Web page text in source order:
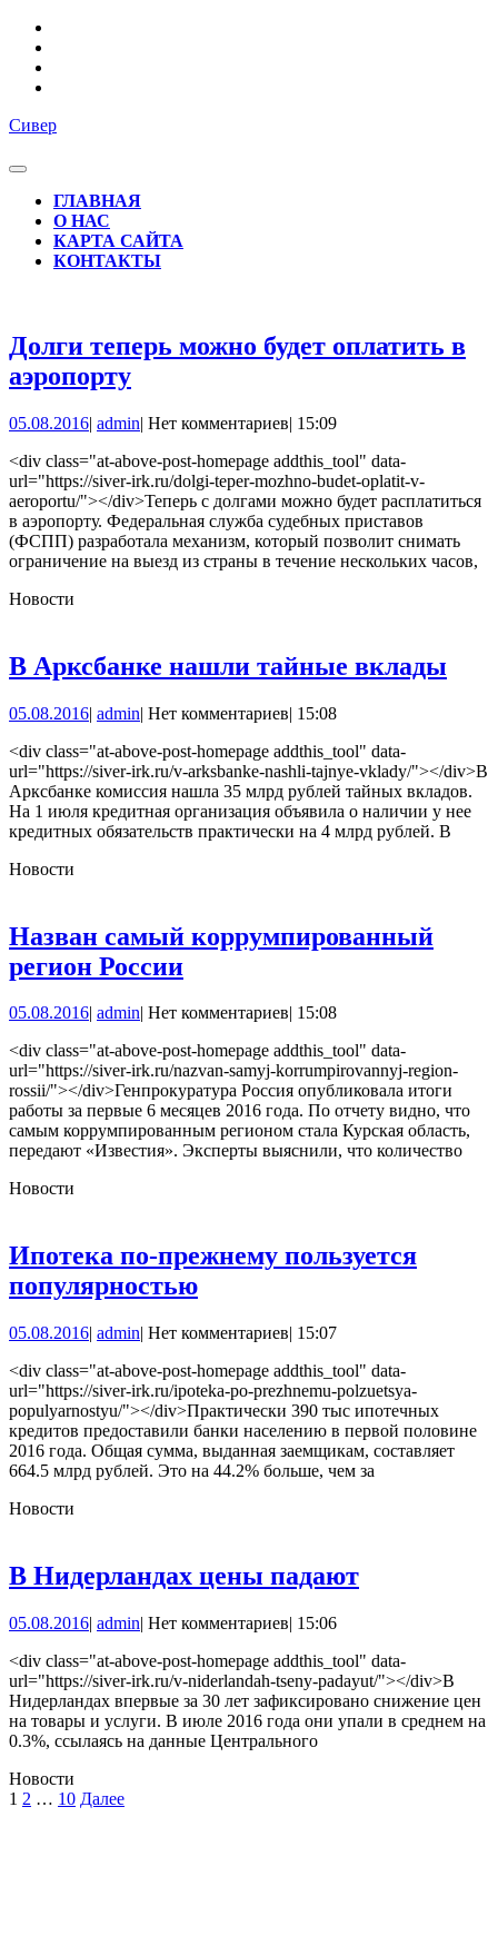
Перейти
содержимому
Сивер
Кнопка
ОткрытьГЛАВНАЯ
О НАС
КАРТА САЙТА
КОНТАКТЫ
Долги теперь можно будет оплатить в
аэропортуДолги
можно
будет
оплатить
в
аэропорту
05.08.201605.08.2016
| adminadmin
| Нет комментариев| 15:09
<div class="at-above-post-homepage addthis_tool" data-
url="https://siver-irk.ru/dolgi-teper-mozhno-budet-oplatit-v-
aeroportu/"></div>Теперь с долгами можно будет расплатиться
в аэропорту. Федеральная служба судебных приставов
(ФСПП) разработала механизм, который позволит снимать
ограничение на выезд из страны в течение нескольких часов,
Новости
В Арксбанке нашли тайные вклады
05.08.201605.08.2016
| adminadmin
| Нет комментариев| 15:08
<div class="at-above-post-homepage addthis_tool" data-
url="https://siver-irk.ru/v-arksbanke-nashli-tajnye-vklady/"></div>В
Арксбанке комиссия нашла 35 млрд рублей тайных вкладов.
На 1 июля кредитная организация объявила о наличии у нее
кредитных обязательств практически на 4 млрд рублей. В
Новости
Назван самый коррумпированный
регион РоссииНазван
коррумпированный
регион
России
05.08.201605.08.2016
| adminadmin
| Нет комментариев| 15:08
<div class="at-above-post-homepage addthis_tool" data-
url="https://siver-irk.ru/nazvan-samyj-korrumpirovannyj-region-
rossii/"></div>Генпрокуратура Россия опубликовала итоги
работы за первые 6 месяцев 2016 года. По отчету видно, что
самым коррумпированным регионом стала Курская область,
передают «Известия». Эксперты выяснили, что количество
Новости
Ипотека по-прежнему пользуется
популярностьюИпотека
прежнему
пользуется
популярностью
05.08.201605.08.2016
| adminadmin
| Нет комментариев| 15:07
<div class="at-above-post-homepage addthis_tool" data-
url="https://siver-irk.ru/ipoteka-po-prezhnemu-polzuetsya-
populyarnostyu/"></div>Практически 390 тыс ипотечных
кредитов предоставили банки населению в первой половине
2016 года. Общая сумма, выданная заемщикам, составляет
664.5 млрд рублей. Это на 44.2% больше, чем за
Новости
В Нидерландах цены падаютВ
падают
05.08.201605.08.2016
| adminadmin
| Нет комментариев| 15:06
<div class="at-above-post-homepage addthis_tool" data-
url="https://siver-irk.ru/v-niderlandah-tseny-padayut/"></div>В
Нидерландах впервые за 30 лет зафиксировано снижение цен
на товары и услуги. В июле 2016 года они упали в среднем на
0.3%, ссылаясь на данные Центрального
Новости
Пагинация
1 2 … 10 Далее